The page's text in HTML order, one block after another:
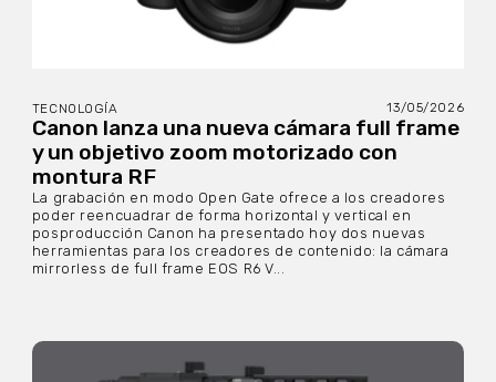
TECNOLOGÍA 13/05/2026
Canon lanza una nueva cámara full frame
y un objetivo zoom motorizado con
montura RF
La grabación en modo Open Gate ofrece a los creadores
poder reencuadrar de forma horizontal y vertical en
posproducción Canon ha presentado hoy dos nuevas
herramientas para los creadores de contenido: la cámara
mirrorless de full frame EOS R6 V...